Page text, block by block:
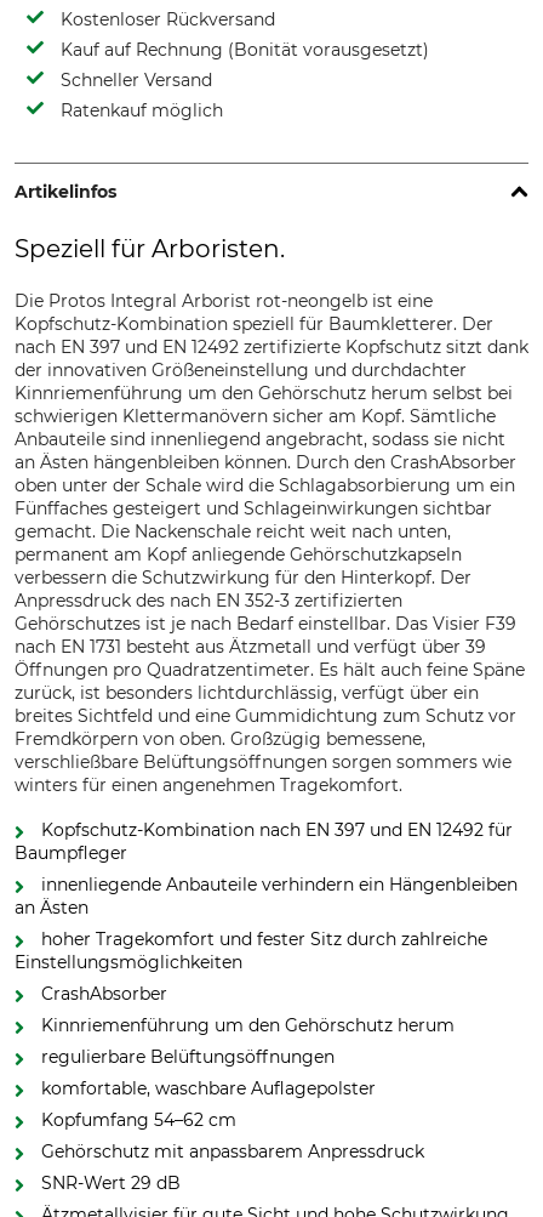
Kostenloser Rückversand
Kauf auf Rechnung (Bonität vorausgesetzt)
Schneller Versand
Ratenkauf möglich
Artikelinfos
Speziell für Arboristen.
Die Protos Integral Arborist rot-neongelb ist eine
Kopfschutz-Kombination speziell für Baumkletterer. Der
nach EN 397 und EN 12492 zertifizierte Kopfschutz sitzt dank
der innovativen Größeneinstellung und durchdachter
Kinnriemenführung um den Gehörschutz herum selbst bei
schwierigen Klettermanövern sicher am Kopf. Sämtliche
Anbauteile sind innenliegend angebracht, sodass sie nicht
an Ästen hängenbleiben können. Durch den CrashAbsorber
oben unter der Schale wird die Schlagabsorbierung um ein
Fünffaches gesteigert und Schlageinwirkungen sichtbar
gemacht. Die Nackenschale reicht weit nach unten,
permanent am Kopf anliegende Gehörschutzkapseln
verbessern die Schutzwirkung für den Hinterkopf. Der
Anpressdruck des nach EN 352-3 zertifizierten
Gehörschutzes ist je nach Bedarf einstellbar. Das Visier F39
nach EN 1731 besteht aus Ätzmetall und verfügt über 39
Öffnungen pro Quadratzentimeter. Es hält auch feine Späne
zurück, ist besonders lichtdurchlässig, verfügt über ein
breites Sichtfeld und eine Gummidichtung zum Schutz vor
Fremdkörpern von oben. Großzügig bemessene,
verschließbare Belüftungsöffnungen sorgen sommers wie
winters für einen angenehmen Tragekomfort.
Kopfschutz-Kombination nach EN 397 und EN 12492 für
Baumpfleger
innenliegende Anbauteile verhindern ein Hängenbleiben
an Ästen
hoher Tragekomfort und fester Sitz durch zahlreiche
Einstellungsmöglichkeiten
CrashAbsorber
Kinnriemenführung um den Gehörschutz herum
regulierbare Belüftungsöffnungen
komfortable, waschbare Auflagepolster
Kopfumfang 54–62 cm
Gehörschutz mit anpassbarem Anpressdruck
SNR-Wert 29 dB